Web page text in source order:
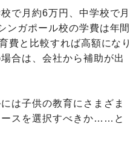
で月約6万円、中学校で月
ンガポール校の学費は年間
費と比較すれば高額になり
合は、会社から補助が出
は子供の教育にさまざま
ースを選択すべきか……と